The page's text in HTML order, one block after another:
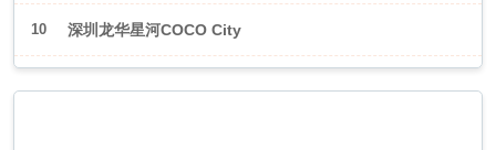
10 深圳龙华星河COCO City